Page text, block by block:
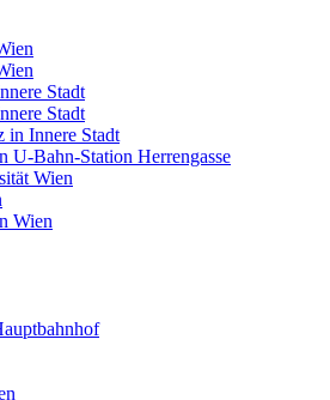
Stadt
Stadt
in Innere Stadt
U-Bahn-Station Herrengasse
Wien
Wien